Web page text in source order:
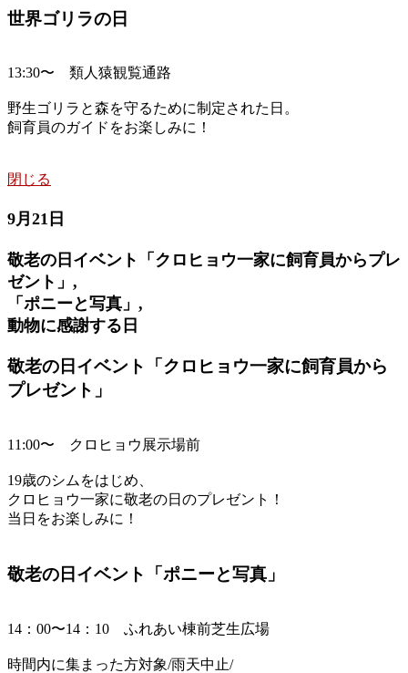
世界ゴリラの日
13:30〜 類人猿観覧通路
野生ゴリラと森を守るために制定された日。
飼育員のガイドをお楽しみに！
閉じる
9月21日
敬老の日イベント「クロヒョウ一家に飼育員からプレ
ゼント」,
「ポニーと写真」,
動物に感謝する日
敬老の日イベント「クロヒョウ一家に飼育員から
プレゼント」
11:00〜 クロヒョウ展示場前
19歳のシムをはじめ、
クロヒョウ一家に敬老の日のプレゼント！
当日をお楽しみに！
敬老の日イベント「ポニーと写真」
14：00〜14：10 ふれあい棟前芝生広場
時間内に集まった方対象/雨天中止/